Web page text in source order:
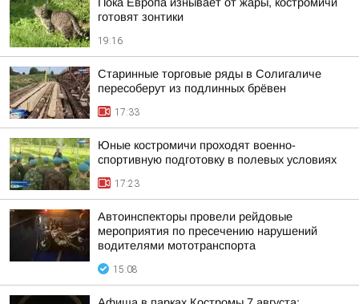
готовят зонтики
19:16
Старинные торговые ряды в Солигаличе
пересоберут из подлинных брёвен
17:33
Юные костромичи проходят военно-
спортивную подготовку в полевых условиях
17:23
Автоинспекторы провели рейдовые
мероприятия по пресечению нарушений
водителями мототранспорта
15:08